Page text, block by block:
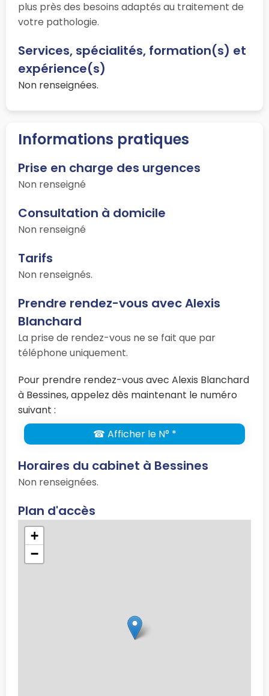
plus près des besoins adaptés au traitement de
votre pathologie.
Services, spécialités, formation(s) et
expérience(s)
Non renseignées.
Informations pratiques
Prise en charge des urgences
Non renseigné
Consultation à domicile
Non renseigné
Tarifs
Non renseignés.
Prendre rendez-vous avec Alexis
Blanchard
La prise de rendez-vous ne se fait que par
téléphone uniquement.
Pour prendre rendez-vous avec Alexis Blanchard
à Bessines, appelez dès maintenant le numéro
suivant :
☎ Afficher le N° *
Horaires du cabinet à Bessines
Non renseignées.
Plan d'accès
+
−